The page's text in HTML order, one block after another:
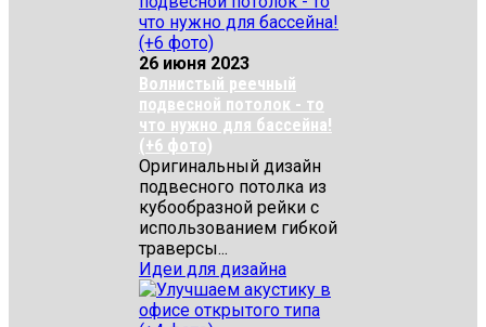
26 июня 2023
Волнистый реечный
подвесной потолок - то
что нужно для бассейна!
(+6 фото)
Оригинальный дизайн
подвесного потолка из
кубообразной рейки с
использованием гибкой
траверсы...
Идеи для дизайна